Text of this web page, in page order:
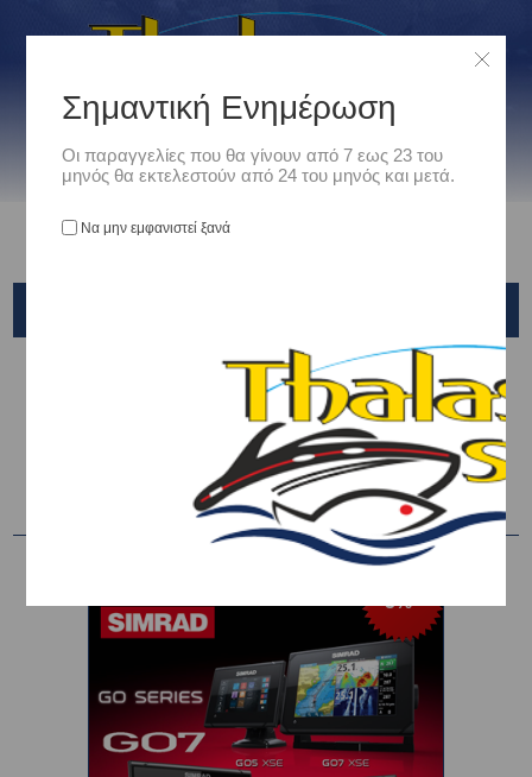
Ηλεκτρονικα/Fishfinder/GPS/VHF / FISHFINDER + GPS /
GO SERIES
-5%
Σημαντική Ενημέρωση
Οι παραγγελίες που θα γίνουν από 7 εως 23 του
μηνός θα εκτελεστούν από 24 του μηνός και μετά.
Να μην εμφανιστεί ξανά